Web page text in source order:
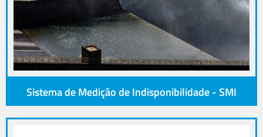
Sistema de Medição de Indisponibilidade - SMI